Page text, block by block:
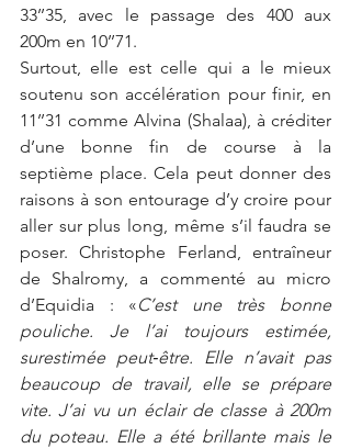
33’’35, avec le passage des 400 aux
200m en 10’’71.
Surtout, elle est celle qui a le mieux
soutenu son accélération pour finir, en
11’’31 comme Alvina (Shalaa), à créditer
d’une bonne fin de course à la
septième place. Cela peut donner des
raisons à son entourage d’y croire pour
aller sur plus long, même s’il faudra se
poser. Christophe Ferland, entraîneur
de Shalromy, a commenté au micro
d’Equidia : «C’est une très bonne
pouliche. Je l’ai toujours estimée,
surestimée peut‑être. Elle n’avait pas
beaucoup de travail, elle se prépare
vite. J’ai vu un éclair de classe à 200m
du poteau. Elle a été brillante mais le